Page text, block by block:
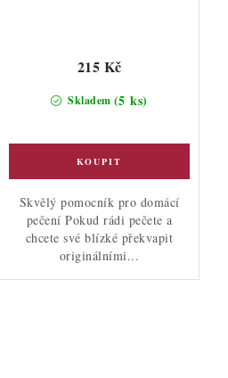
Skladem (5 ks)
215 Kč
Skvělý pomocník pro domácí
pečení Pokud rádi pečete a
chcete své blízké překvapit
originálními...